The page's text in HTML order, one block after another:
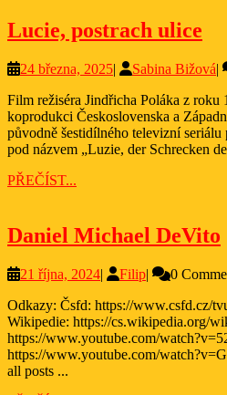
Lucie, postrach ulice
24 března, 202524
2025
| Sabina Bižová|
Film režiséra Jindřicha Poláka z roku 1983, který byl natočený v
koprodukci Československa a
původně šestidílného televizní
pod názvem „Luzie, der Schrecken
PŘEČÍST...
Daniel Michael DeVito
21 října, 202421
2024
| FilipFilip
| 0
Odkazy: Čsfd: https://www.csfd.cz/tvurce/391-danny-devito/prehled
Wikipedie: https://cs.wikipedia.org/
https://www.youtube.com/
https://www.youtube.com/
all posts ...